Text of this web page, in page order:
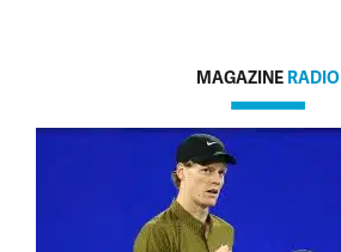
MAGAZINE RADIO